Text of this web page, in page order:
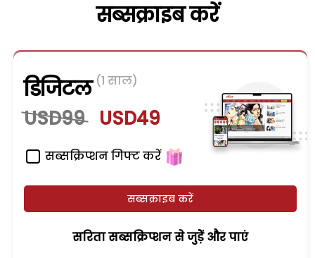
सब्सक्राइब करें
डिजिटल (1 साल)
USD99 USD49
सब्सक्रिप्शन गिफ्ट करें
सब्सक्राइब करें
सरिता सब्सक्रिप्शन से जुड़ेें और पाएं